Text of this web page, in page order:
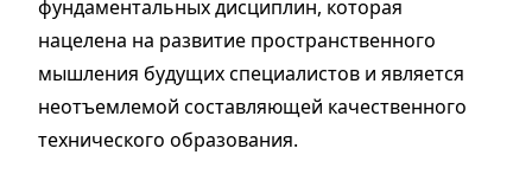
фундаментальных дисциплин, которая
нацелена на развитие пространственного
мышления будущих специалистов и является
неотъемлемой составляющей качественного
технического образования.